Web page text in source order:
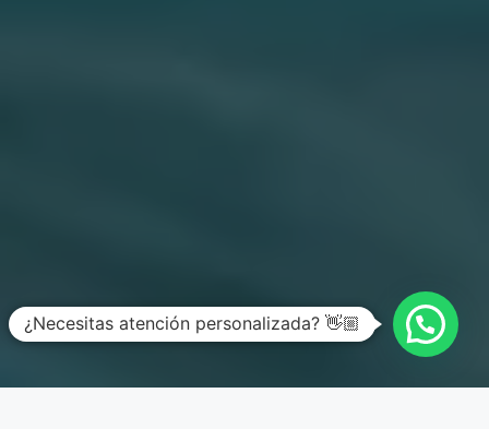
Artículo añadido al carrito. Finalizar Compra
¿Necesitas atención personalizada? 👋🏼